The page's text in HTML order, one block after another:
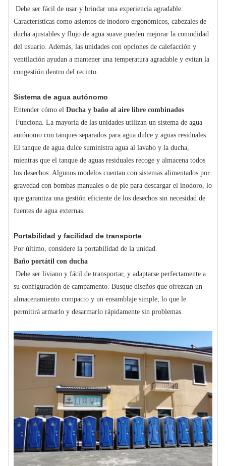
Debe ser fácil de usar y brindar una experiencia agradable.
Características como asientos de inodoro ergonómicos, cabezales de
ducha ajustables y flujo de agua suave pueden mejorar la comodidad
del usuario. Además, las unidades con opciones de calefacción y
ventilación ayudan a mantener una temperatura agradable y evitan la
congestión dentro del recinto.
Sistema de agua autónomo
Entender cómo el Ducha y baño al aire libre combinados
Funciona. La mayoría de las unidades utilizan un sistema de agua
autónomo con tanques separados para agua dulce y aguas residuales.
El tanque de agua dulce suministra agua al lavabo y la ducha,
mientras que el tanque de aguas residuales recoge y almacena todos
los desechos. Algunos modelos cuentan con sistemas alimentados por
gravedad con bombas manuales o de pie para descargar el inodoro, lo
que garantiza una gestión eficiente de los desechos sin necesidad de
fuentes de agua externas.
Portabilidad y facilidad de transporte
Por último, considere la portabilidad de la unidad.
Baño portátil con ducha
Debe ser liviano y fácil de transportar, y adaptarse perfectamente a
su configuración de campamento. Busque diseños que ofrezcan un
almacenamiento compacto y un ensamblaje simple, lo que le
permitirá armarlo y desarmarlo rápidamente sin problemas.